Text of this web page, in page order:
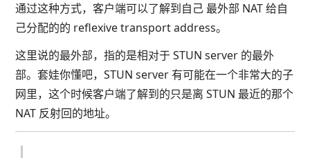
通过这种方式，客户端可以了解到自己 最外部 NAT 给自
己分配的的 reflexive transport address。
这里说的最外部，指的是相对于 STUN server 的最外
部。套娃你懂吧，STUN server 有可能在一个非常大的子
网里，这个时候客户端了解到的只是离 STUN 最近的那个
NAT 反射回的地址。